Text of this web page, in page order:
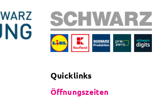
Quicklinks
Öffnungszeiten